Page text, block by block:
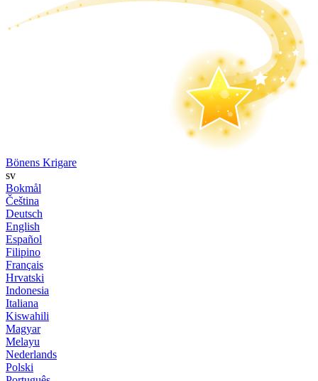
Bönens Krigare
sv
Bokmål
Čeština
Deutsch
English
Español
Filipino
Français
Hrvatski
Indonesia
Italiana
Kiswahili
Magyar
Melayu
Nederlands
Polski